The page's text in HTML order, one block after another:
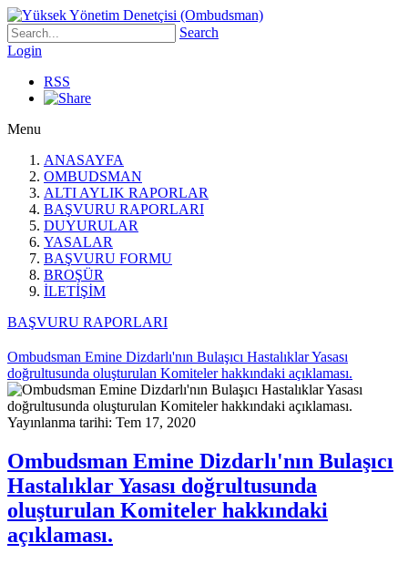
Search
Login
RSS
Menu
ANASAYFA
OMBUDSMAN
ALTI AYLIK RAPORLAR
BAŞVURU RAPORLARI
DUYURULAR
YASALAR
BAŞVURU FORMU
BROŞÜR
İLETİŞİM
BAŞVURU RAPORLARI
Ombudsman Emine Dizdarlı'nın Bulaşıcı Hastalıklar Yasası
doğrultusunda oluşturulan Komiteler hakkındaki açıklaması.
Yayınlanma tarihi: Tem 17, 2020
Ombudsman Emine Dizdarlı'nın Bulaşıcı
Hastalıklar Yasası doğrultusunda
oluşturulan Komiteler hakkındaki
açıklaması.